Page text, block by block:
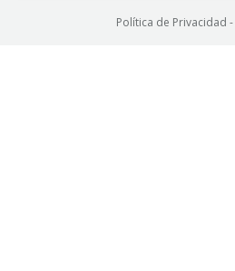
Política de Privacidad -